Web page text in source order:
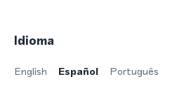
Idioma
English Español Português